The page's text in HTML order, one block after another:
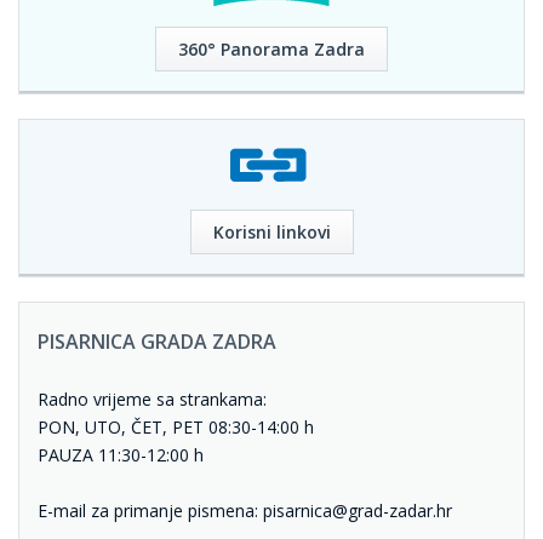
360° Panorama Zadra
Korisni linkovi
PISARNICA GRADA ZADRA
Radno vrijeme sa strankama:
PON, UTO, ČET, PET 08:30-14:00 h
PAUZA 11:30-12:00 h
E-mail za primanje pismena: pisarnica@grad-zadar.hr